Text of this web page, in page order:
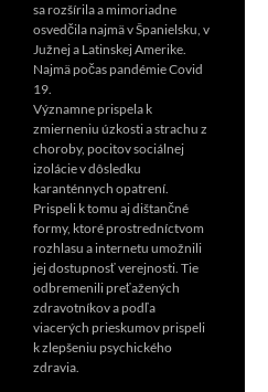
sa rozšírila a mimoriadne
osvedčila najmä v Španielsku, v
Južnej a Latinskej Amerike.
Najmä počas pandémie Covid
19.
Významne prispela k
zmierneniu úzkosti a strachu z
choroby, pocitov sociálnej
izolácie v dôsledku
karanténnych opatrení.
Prispeli k tomu aj dištančné
formy, ktoré prostredníctvom
rozhlasu a internetu umožnili
jej dostupnosť verejnosti. Tie
odbremenili preťažených
zdravotníkov a podľa
viacerých prieskumov prispeli
k zlepšeniu psychického
zdravia.